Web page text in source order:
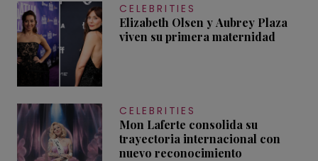
CELEBRITIES
Elizabeth Olsen y Aubrey Plaza
viven su primera maternidad
CELEBRITIES
Mon Laferte consolida su
trayectoria internacional con
nuevo reconocimiento